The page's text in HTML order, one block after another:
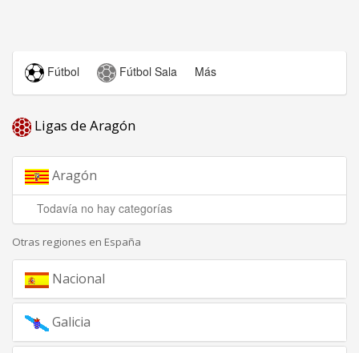
Fútbol Fútbol Sala Más
Ligas de Aragón
Aragón
Todavía no hay categorías
Otras regiones en España
Nacional
Galicia